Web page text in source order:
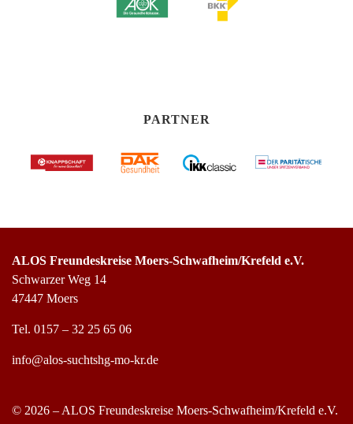
PARTNER
ALOS Freundeskreise Moers-Schwafheim/Krefeld e.V.
Schwarzer Weg 14
47447 Moers
Tel. 0157 – 32 25 65 06
info@alos-suchtshg-mo-kr.de
© 2026 – ALOS Freundeskreise Moers-Schwafheim/Krefeld e.V.